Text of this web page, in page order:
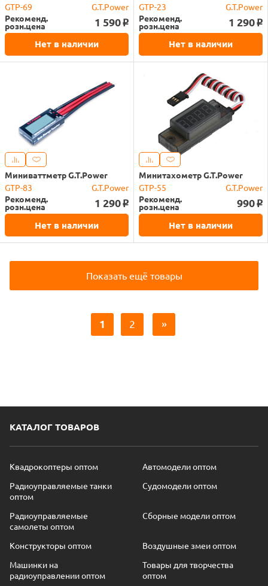
GTP-69
G.T.Power
Рекоменд.
розн.цена 1 590 o
Нет в наличии
GTP-23
G.T.Power
Рекоменд.
розн.цена 1 290 o
Нет в наличии
Миниваттметр G.T.Power
GTP-83
G.T.Power
Рекоменд.
розн.цена 1 290 o
Нет в наличии
Минитахометр G.T.Power
GTP-55
G.T.Power
Рекоменд.
розн.цена 990 o
Нет в наличии
Показать ещё товары
1 2 »
КАТАЛОГ ТОВАРОВ
Квадрокоптеры оптом
Автомодели оптом
Радиоуправляемые танки
оптом
Судомодели оптом
Радиоуправляемые
самолеты оптом
Сборные модели оптом
Конструкторы оптом
Воздушные змеи оптом
Машинки на
радиоуправлении оптом
Товары для творчества
оптом